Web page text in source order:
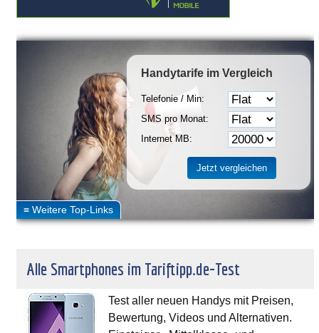
Handytarife im Vergleich
Telefonie / Min:
SMS pro Monat:
Internet MB:
Alle Smartphones im Tariftipp.de-Test
Test aller neuen Handys mit Preisen,
Bewertung, Videos und Alternativen.